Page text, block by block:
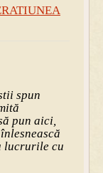
spun
pun aici,
lucrurile cu